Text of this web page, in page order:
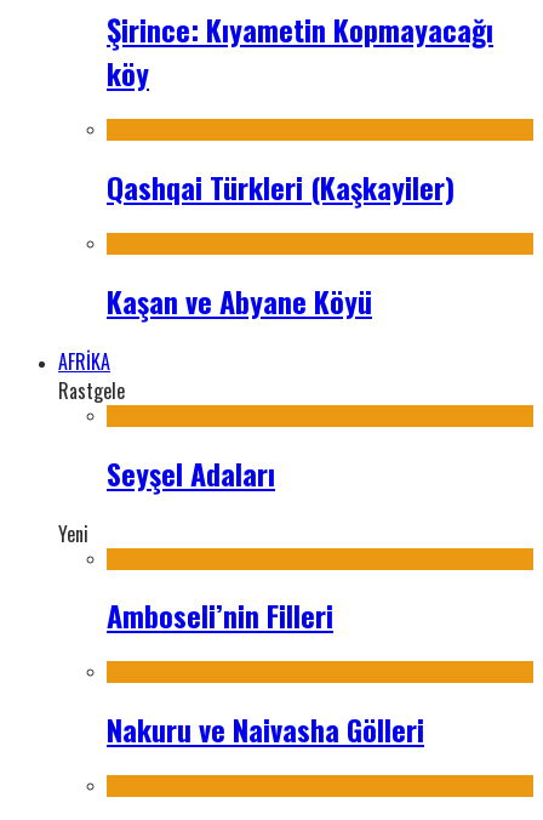
Şirince: Kıyametin Kopmayacağı
köy
Qashqai Türkleri (Kaşkayiler)
Kaşan ve Abyane Köyü
AFRİKA
Rastgele
Seyşel Adaları
Yeni
Amboseli’nin Filleri
Nakuru ve Naivasha Gölleri